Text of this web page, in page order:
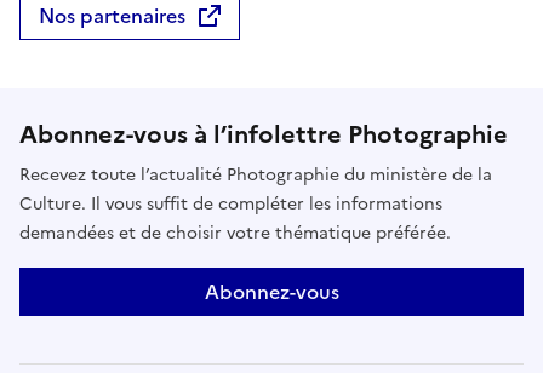
Nos partenaires
Abonnez-vous à l’infolettre Photographie
Recevez toute l’actualité Photographie du ministère de la
Culture. Il vous suffit de compléter les informations
demandées et de choisir votre thématique préférée.
Abonnez-vous